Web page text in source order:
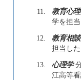
11.
教育心
学を担
12.
教育相談
担当し
13.
心理学
江高等